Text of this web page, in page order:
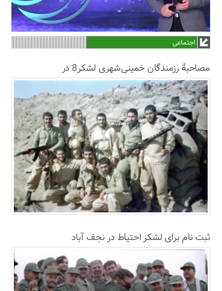
اجتماعی
مصاحبۀ رزمندگان خمینی‌شهری لشکر8 در
سال63+فیلم
ثبت نام برای لشکر احتیاط در نجف آباد